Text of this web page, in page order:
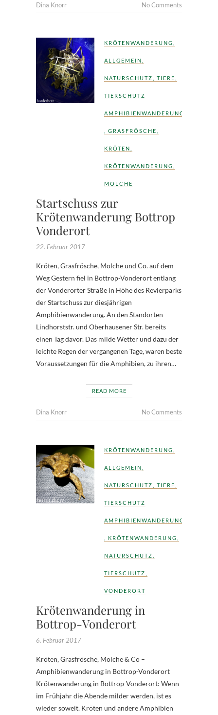
Dina Knorr No Comments
KRÖTENWANDERUNG
ALLGEMEIN
NATURSCHUTZ TIERE
TIERSCHUTZ
AMPHIBIENWANDERUNG
GRASFRÖSCHE
KRÖTEN
KRÖTENWANDERUNG
MOLCHE
Startschuss zur
Krötenwanderung Bottrop
Vonderort
22. Februar 2017
Kröten, Grasfrösche, Molche und Co. auf dem
Weg Gestern fiel in Bottrop-Vonderort entlang
der Vonderorter Straße in Höhe des Revierparks
der Startschuss zur diesjährigen
Amphibienwanderung. An den Standorten
Lindhorststr. und Oberhausener Str. bereits
einen Tag davor. Das milde Wetter und dazu der
leichte Regen der vergangenen Tage, waren beste
Voraussetzungen für die Amphibien, zu ihren…
READ MORE
Dina Knorr No Comments
KRÖTENWANDERUNG
ALLGEMEIN
NATURSCHUTZ TIERE
TIERSCHUTZ
AMPHIBIENWANDERUNG
KRÖTENWANDERUNG
NATURSCHUTZ
TIERSCHUTZ
VONDERORT
Krötenwanderung in
Bottrop-Vonderort
6. Februar 2017
Kröten, Grasfrösche, Molche & Co –
Amphibienwanderung in Bottrop-Vonderort
Krötenwanderung in Bottrop-Vonderort: Wenn
im Frühjahr die Abende milder werden, ist es
wieder soweit. Kröten und andere Amphibien